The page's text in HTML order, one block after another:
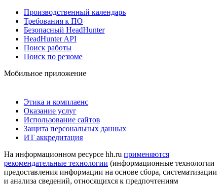
Производственный календарь
Требования к ПО
Безопасный HeadHunter
HeadHunter API
Поиск работы
Поиск по резюме
Мобильное приложение
Этика и комплаенс
Оказание услуг
Использование сайтов
Защита персональных данных
ИТ аккредитация
На информационном ресурсе hh.ru применяются
рекомендательные технологии (информационные технологии
предоставления информации на основе сбора, систематизации
и анализа сведений, относящихся к предпочтениям